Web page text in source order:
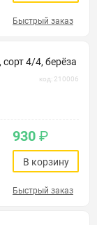
Быстрый заказ
4/4, берёза
код: 210006
930 ₽
В корзину
Быстрый заказ